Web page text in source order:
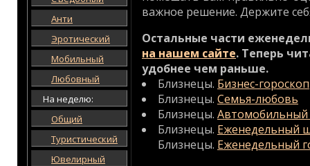
Анти
Эротический
Мобильный
Любовный
На неделю:
Общий
Туристический
Ювелирный
важное решение. Держите
Остальные части
на нашем сайте. Теперь
удобнее чем раньше.
Близнецы. Бизнес-гороскоп
Близнецы. Семья-любовь
Близнецы. Автомобильный
Близнецы. Еженедельный
Близнецы. Еженедельный